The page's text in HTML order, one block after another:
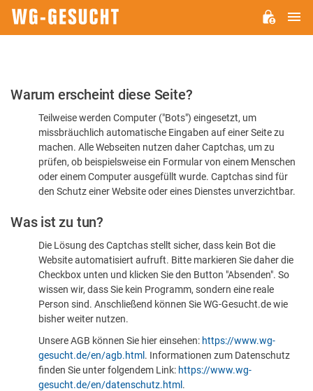
Bitte
dass
sind
Warum erscheint diese Seite?
Teilweise werden Computer ("Bots") eingesetzt, um
missbräuchlich automatische Eingaben auf einer Seite zu
machen. Alle Webseiten nutzen daher Captchas, um zu
prüfen, ob beispielsweise ein Formular von einem Menschen
oder einem Computer ausgefüllt wurde. Captchas sind für
den Schutz einer Website oder eines Dienstes unverzichtbar.
Was ist zu tun?
Die Lösung des Captchas stellt sicher, dass kein Bot die
Website automatisiert aufruft. Bitte markieren Sie daher die
Checkbox unten und klicken Sie den Button "Absenden". So
wissen wir, dass Sie kein Programm, sondern eine reale
Person sind. Anschließend können Sie WG-Gesucht.de wie
bisher weiter nutzen.
Unsere AGB können Sie hier einsehen: https://www.wg-
gesucht.de/en/agb.html . Informationen zum Datenschutz
finden Sie unter folgendem Link: https://www.wg-
gesucht.de/en/datenschutz.html .